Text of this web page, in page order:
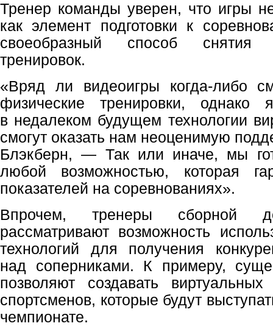
Тренер команды уверен, что игры
как элемент подготовки к
своеобразный способ снятия
тренировок.
«Вряд ли видеоигры когда-либо
физические тренировки,
в недалеком будущем технологии
смогут оказать нам неоценимую
Блэкберн, — Так или иначе, мы
любой возможностью, которая
показателей на соревнованиях».
Впрочем, тренеры сборной
рассматривают возможность
технологий для получения
над соперниками. К примеру,
позволяют создавать
спортсменов, которые будут
чемпионате.